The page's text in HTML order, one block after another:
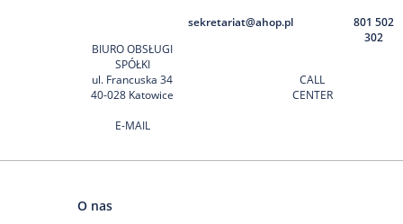
BIURO OBSŁUGI
SPÓŁKI
ul. Francuska 34
40-028 Katowice
E-MAIL
sekretariat@ahop.pl
CALL
CENTER
801 502
302
O nas